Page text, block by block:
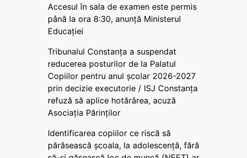
Accesul în sala de examen este permis
până la ora 8:30, anunță Ministerul
Educației
Tribunalul Constanța a suspendat
reducerea posturilor de la Palatul
Copiilor pentru anul școlar 2026-2027
prin decizie executorie / ISJ Constanța
refuză să aplice hotărârea, acuză
Asociația Părinților
Identificarea copiilor ce riscă să
părăsească școala, la adolescență, fără